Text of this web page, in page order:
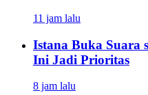
11 jam lalu
Istana Buka Suara
Ini Jadi Prioritas
8 jam lalu